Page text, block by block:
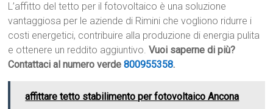
L’affitto del tetto per il fotovoltaico è una soluzione
vantaggiosa per le aziende di Rimini che vogliono ridurre i
costi energetici, contribuire alla produzione di energia pulita
e ottenere un reddito aggiuntivo.Vuoi saperne di più?
Contattaci al numero verde800955358.
affittare tetto stabilimento per fotovoltaico Ancona